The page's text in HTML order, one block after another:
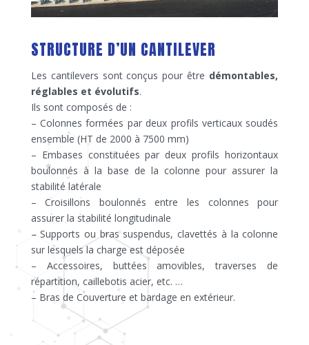
STRUCTURE D’UN CANTILEVER
Les cantilevers sont conçus pour être démontables,
réglables et évolutifs.
Ils sont composés de :
– Colonnes formées par deux profils verticaux soudés
ensemble (HT de 2000 à 7500 mm)
– Embases constituées par deux profils horizontaux
boulonnés à la base de la colonne pour assurer la
stabilité latérale
– Croisillons boulonnés entre les colonnes pour
assurer la stabilité longitudinale
– Supports ou bras suspendus, clavettés à la colonne
sur lesquels la charge est déposée
– Accessoires, buttées amovibles, traverses de
répartition, caillebotis acier, etc. …
– Bras de Couverture et bardage en extérieur.